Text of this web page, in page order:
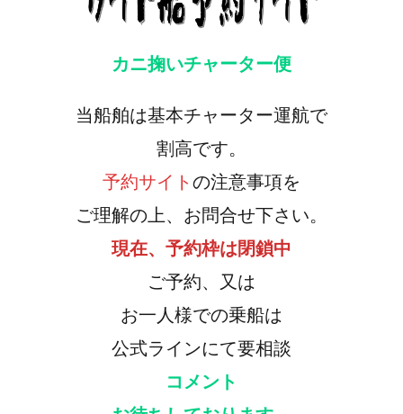
カニ掬いチャーター便
当船舶は基本チャーター運航で
割高です。
予約サイト の注意事項を
ご理解の上、お問合せ下さい。
現在、予約枠は閉鎖中
ご予約、又は
お一人様での乗船は
公式ラインにて要相談
コメント